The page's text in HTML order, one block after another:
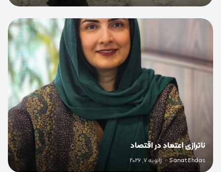
ناترازی اعتماد در اقتصاد
Sanat Ehdas
· ژانویه 7, 2026